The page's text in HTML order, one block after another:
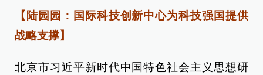
【陆园园：国际科技创新中心为科技强国提供
战略支撑】
北京市习近平新时代中国特色社会主义思想研